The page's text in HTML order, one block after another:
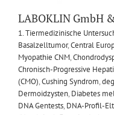
LABOKLIN GmbH
1. Tiermedizinische
Basalzelltumor,Central
Myopathie CNM,
Chronisch-Progressive
(CMO),Cushing Syndrom,
Dermoidzysten, Diabetes
DNA Gentests, DNA-Profil-